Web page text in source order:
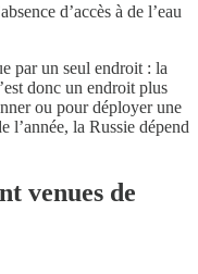
d’accès à de l’eau
par un seul endroit : la
donc un endroit plus
ou pour déployer une
l’année, la Russie dépend
venues de